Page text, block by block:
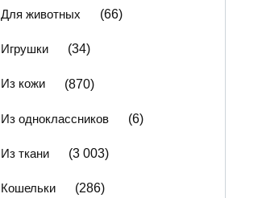
Для животных (66)
Игрушки (34)
Из кожи (870)
Из одноклассников (6)
Из ткани (3 003)
Кошельки (286)